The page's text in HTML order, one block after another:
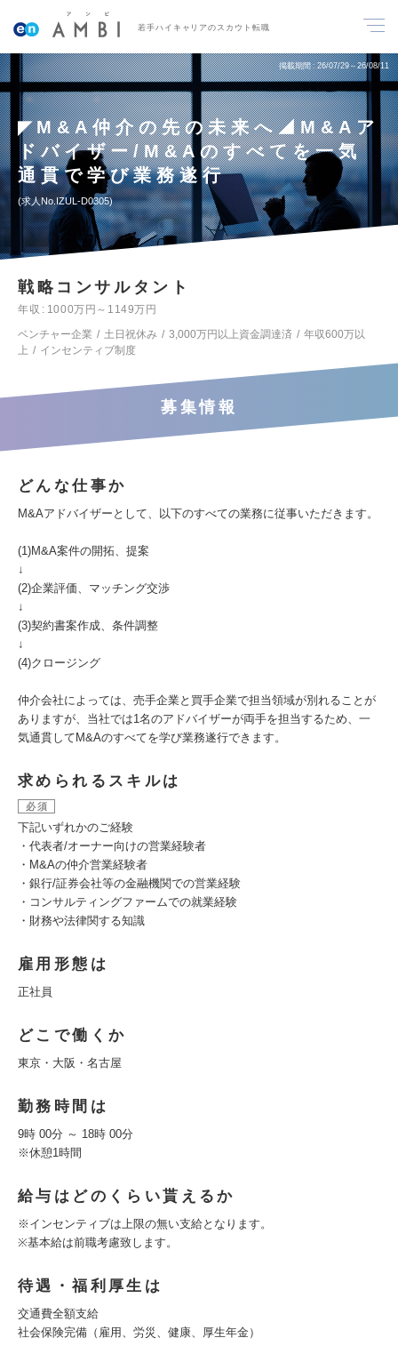
若手ハイキャリアのスカウト転職
掲載期間 26/07/29～26/08/11
◤M&A仲介の先の未来へ◢M&Aア
ドバイザー/M&Aのすべてを一気
通貫で学び業務遂行
求人No.IZUL-D0305
戦略コンサルタント
年収
1000万円～1149万円
ベンチャー企業
土日祝休み 3,000万円以上資金調達済
年収600万以
上
インセンティブ制度
募集情報
どんな仕事か
M&Aアドバイザーとして、以下のすべての業務に従事いただきます。
(1)M&A案件の開拓、提案
↓
(2)企業評価、マッチング交渉
↓
(3)契約書案作成、条件調整
↓
(4)クロージング
仲介会社によっては、売手企業と買手企業で担当領域が別れることが
ありますが、当社では1名のアドバイザーが両手を担当するため、一
気通貫してM&Aのすべてを学び業務遂行できます。
求められるスキルは
必須
下記いずれかのご経験
・代表者/オーナー向けの営業経験者
・M&Aの仲介営業経験者
・銀行/証券会社等の金融機関での営業経験
・コンサルティングファームでの就業経験
・財務や法律関する知識
雇用形態は
正社員
どこで働くか
東京・大阪・名古屋
勤務時間は
9時 00分 ～ 18時 00分
※休憩1時間
給与はどのくらい貰えるか
※インセンティブは上限の無い支給となります。
※基本給は前職考慮致します。
待遇・福利厚生は
交通費全額支給
社会保険完備（雇用、労災、健康、厚生年金）